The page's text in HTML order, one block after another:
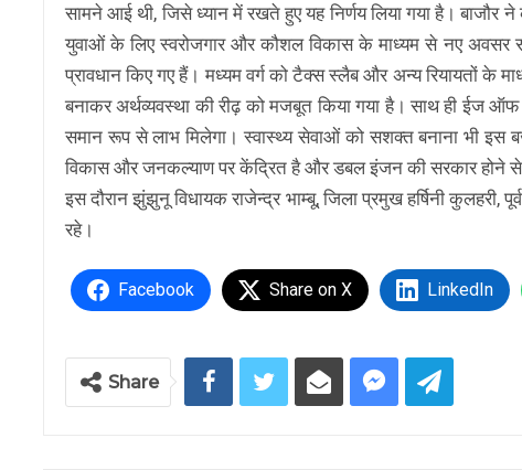
सामने आई थी, जिसे ध्यान में रखते हुए यह निर्णय लिया गया है। बाजौर
युवाओं के लिए स्वरोजगार और कौशल विकास के माध्यम से नए अवसर
प्रावधान किए गए हैं। मध्यम वर्ग को टैक्स स्लैब और अन्य रियायतों के
बनाकर अर्थव्यवस्था की रीढ़ को मजबूत किया गया है। साथ ही ईज
समान रूप से लाभ मिलेगा। स्वास्थ्य सेवाओं को सशक्त बनाना भी इस
विकास और जनकल्याण पर केंद्रित है और डबल इंजन की सरकार होने से
इस दौरान झुंझुनू विधायक राजेन्द्र भाम्बू, जिला प्रमुख हर्षिनी कुलहरी,
रहे।
Facebook Share on X LinkedIn
Share